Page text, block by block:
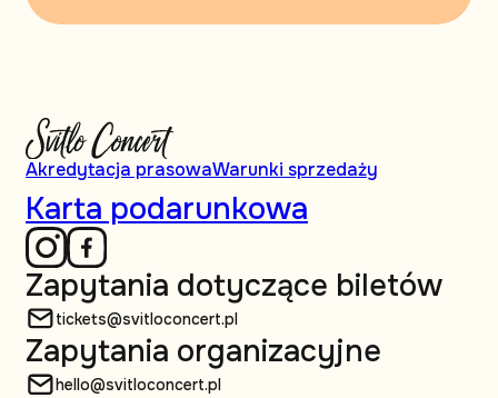
Akredytacja prasowaWarunki sprzedaży
Karta podarunkowa
Zapytania dotyczące biletów
tickets@svitloconcert.pl
Zapytania organizacyjne
hello@svitloconcert.pl